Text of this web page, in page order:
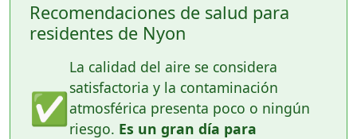
Recomendaciones de salud para
residentes de Nyon
✅
La calidad del aire se considera
satisfactoria y la contaminación
atmosférica presenta poco o ningún
riesgo. Es un gran día para